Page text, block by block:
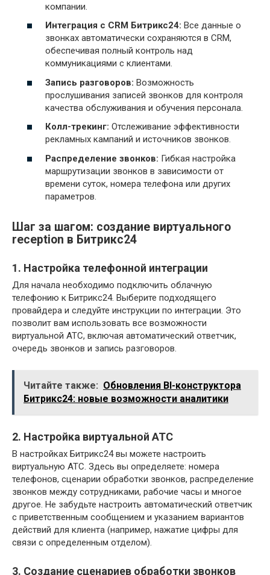
компании.
Интеграция с CRM Битрикс24: Все данные о
звонках автоматически сохраняются в CRM,
обеспечивая полный контроль над
коммуникациями с клиентами.
Запись разговоров: Возможность
прослушивания записей звонков для контроля
качества обслуживания и обучения персонала.
Колл-трекинг: Отслеживание эффективности
рекламных кампаний и источников звонков.
Распределение звонков: Гибкая настройка
маршрутизации звонков в зависимости от
времени суток, номера телефона или других
параметров.
Шаг за шагом: создание виртуального
reception в Битрикс24
1. Настройка телефонной интеграции
Для начала необходимо подключить облачную
телефонию к Битрикс24. Выберите подходящего
провайдера и следуйте инструкции по интеграции. Это
позволит вам использовать все возможности
виртуальной АТС, включая автоматический ответчик,
очередь звонков и запись разговоров.
Читайте также: Обновления BI-конструктора
Битрикс24: новые возможности аналитики
2. Настройка виртуальной АТС
В настройках Битрикс24 вы можете настроить
виртуальную АТС. Здесь вы определяете: номера
телефонов, сценарии обработки звонков, распределение
звонков между сотрудниками, рабочие часы и многое
другое. Не забудьте настроить автоматический ответчик
с приветственным сообщением и указанием вариантов
действий для клиента (например, нажатие цифры для
связи с определенным отделом).
3. Создание сценариев обработки звонков